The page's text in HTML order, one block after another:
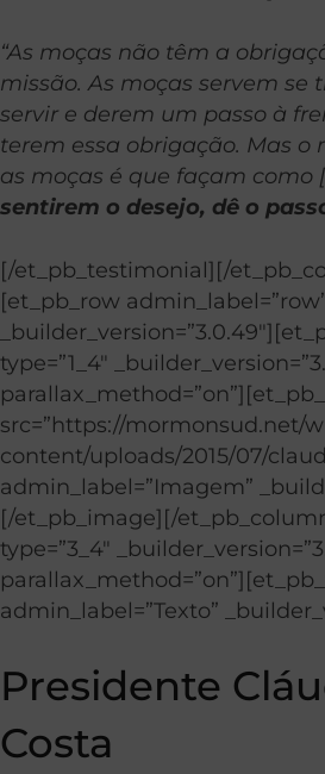
“As moças não têm a
missão. As moças servem se
servir e derem um passo à
terem essa obrigação. Mas o
as moças é que façam como
sentirem o desejo, dê o
[/et_pb_testimonial][/
[et_pb_row
type=”1_4″
src=”https://mormonsud.net/
content/uploads/2015/07/
admin_label=”Imagem”
[/et_pb_image][/
type=”3_4″
admin_label=”Texto”
Presidente
Costa